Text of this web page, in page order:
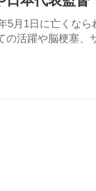
5月1日に亡くな
活躍や脳梗塞、